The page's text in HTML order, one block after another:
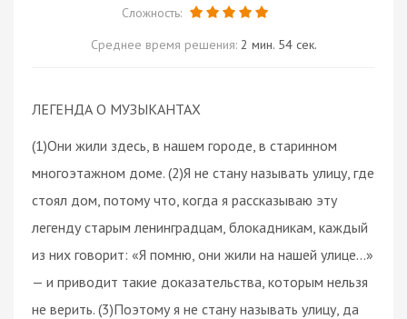
Сложность:
Среднее время решения: 2 мин. 54 сек.
ЛЕГЕНДА О МУЗЫКАНТАХ
(1)Они жили здесь, в нашем городе, в старинном
многоэтажном доме. (2)Я не стану называть улицу, где
стоял дом, потому что, когда я рассказываю эту
легенду старым ленинградцам, блокадникам, каждый
из них говорит: «Я помню, они жили на нашей улице…»
— и приводит такие доказательства, которым нельзя
не верить. (3)Поэтому я не стану называть улицу, да